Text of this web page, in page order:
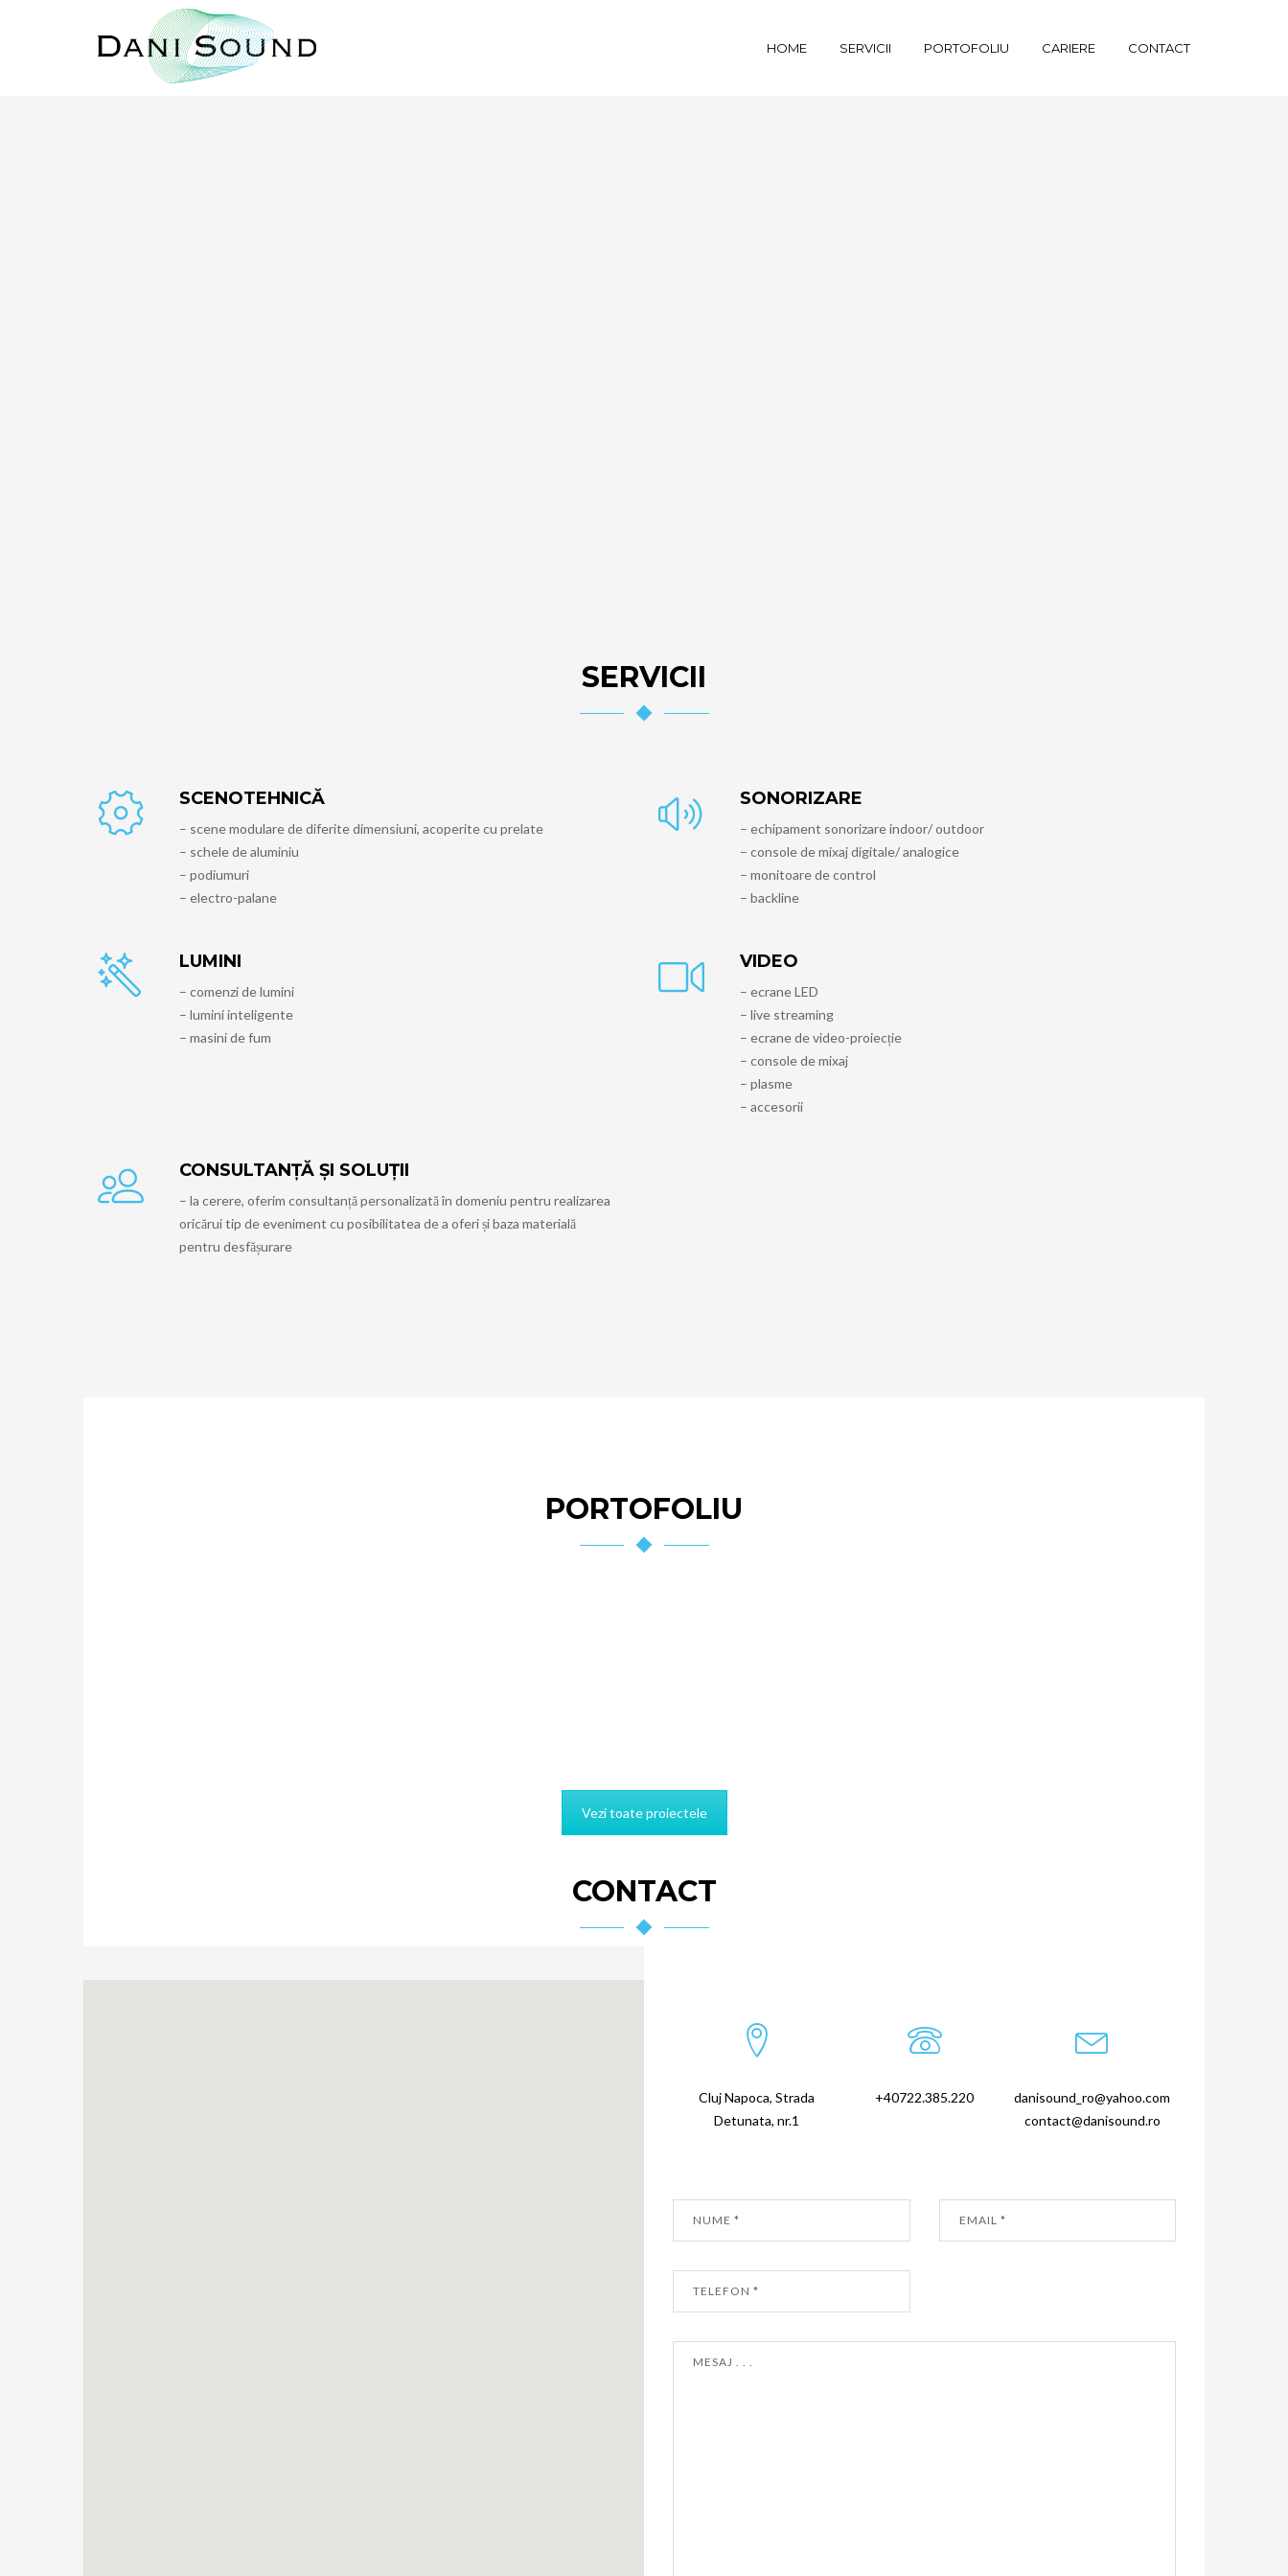
HOME SERVICII PORTOFOLIU CARIERE CONTACT
SERVICII
SCENOTEHNICĂ
– scene modulare de diferite dimensiuni, acoperite cu prelate
– schele de aluminiu
– podiumuri
– electro-palane
LUMINI
– comenzi de lumini
– lumini inteligente
– masini de fum
SONORIZARE
– echipament sonorizare indoor/ outdoor
– console de mixaj digitale/ analogice
– monitoare de control
– backline
VIDEO
– ecrane LED
– live streaming
– ecrane de video-proiecție
– console de mixaj
– plasme
– accesorii
CONSULTANȚĂ ȘI SOLUȚII
– la cerere, oferim consultanță personalizată în domeniu pentru realizarea
oricărui tip de eveniment cu posibilitatea de a oferi și baza materială
pentru desfășurare
PORTOFOLIU
Vezi toate proiectele
CONTACT
Cluj Napoca, Strada
Detunata, nr.1
+40722.385.220
danisound_ro@yahoo.com
contact@danisound.ro